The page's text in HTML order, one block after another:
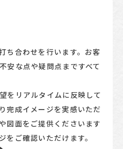
ち合わせを行います。お客
安な点や疑問点まですべて
をリアルタイムに反映して
完成イメージを実感いただ
図面をご提供くださいます
をご確認いただけます。